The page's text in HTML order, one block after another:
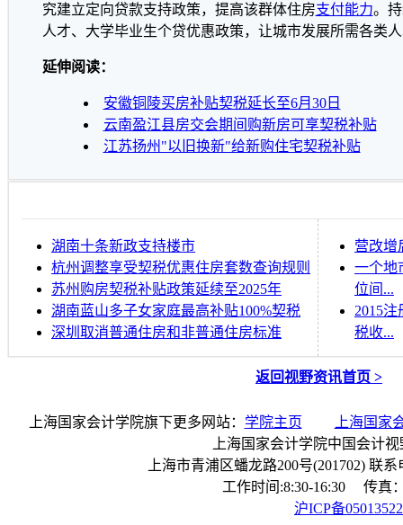
究建立定向贷款支持政策，提高该群体住房支付能力。
人才、大学毕业生个贷优惠政策，让城市发展所需各类
延伸阅读：
安徽铜陵买房补贴契税延长至6月30日
云南盈江县房交会期间购新房可享契税补贴
江苏扬州"以旧换新"给新购住宅契税补贴
湖南十条新政支持楼市
杭州调整享受契税优惠住房套数查询规则
苏州购房契税补贴政策延续至2025年
湖南蓝山多子女家庭最高补贴100%契税
深圳取消普通住房和非普通住房标准
营改增
一个地
位间...
2015
税收...
返回视野资讯首页 >
上海国家会计学院旗下更多网站： 学院主页
上海国家
上海国家会计学院中国会计
上海市青浦区蟠龙路200号(201702) 联系
工作时间:8:30-16:30 传真：
沪ICP备